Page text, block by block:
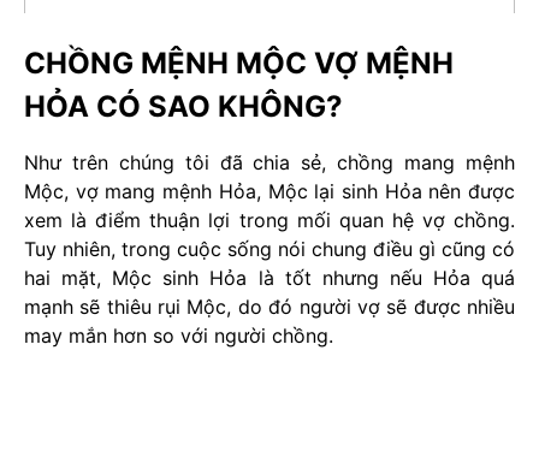
CHỒNG MỆNH MỘC VỢ MỆNH
HỎA CÓ SAO KHÔNG?
Như trên chúng tôi đã chia sẻ, chồng mang mệnh
Mộc, vợ mang mệnh Hỏa, Mộc lại sinh Hỏa nên được
xem là điểm thuận lợi trong mối quan hệ vợ chồng.
Tuy nhiên, trong cuộc sống nói chung điều gì cũng có
hai mặt, Mộc sinh Hỏa là tốt nhưng nếu Hỏa quá
mạnh sẽ thiêu rụi Mộc, do đó người vợ sẽ được nhiều
may mắn hơn so với người chồng.